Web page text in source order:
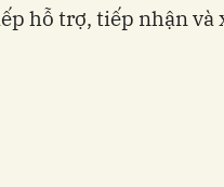
hỗ trợ, tiếp nhận và